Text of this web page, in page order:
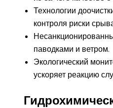
Технологии
контроля риски
паводками и ветром.
Экологический
ускоряет реакцию